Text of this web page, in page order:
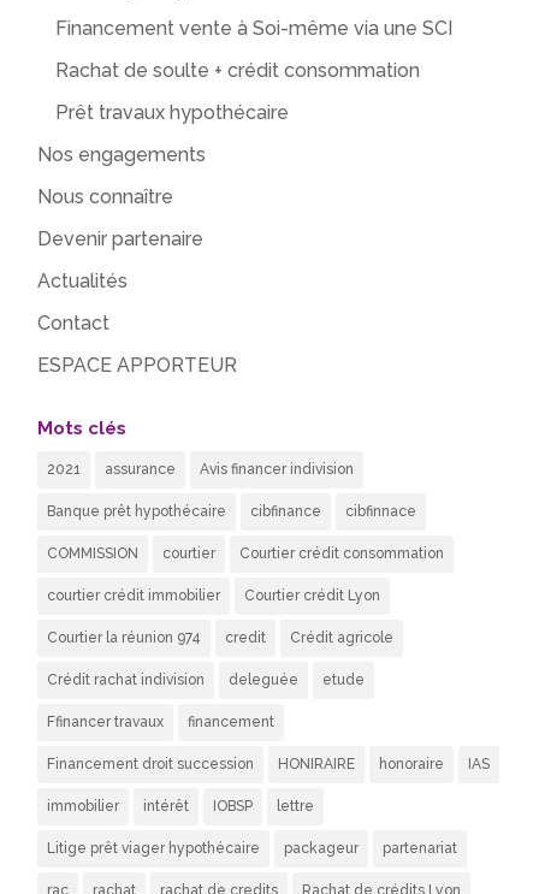
Financement vente à Soi-même via une SCI
Rachat de soulte + crédit consommation
Prêt travaux hypothécaire
Nos engagements
Nous connaître
Devenir partenaire
Actualités
Contact
ESPACE APPORTEUR
Mots clés
2021 assurance Avis financer indivision
Banque prêt hypothécaire cibfinance cibfinnace
COMMISSION courtier Courtier crédit consommation
courtier crédit immobilier Courtier crédit Lyon
Courtier la réunion 974 credit Crédit agricole
Crédit rachat indivision deleguée etude
Ffinancer travaux financement
Financement droit succession HONIRAIRE honoraire IAS
immobilier intérêt IOBSP lettre
Litige prêt viager hypothécaire packageur partenariat
rac rachat rachat de credits Rachat de crédits Lyon